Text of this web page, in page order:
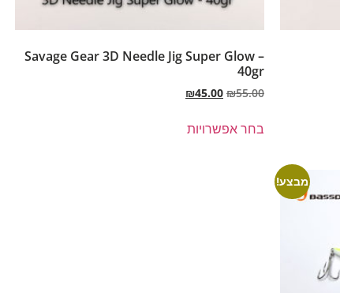
Savage Gear 3D Needle Jig Super Glow –
40gr
₪55.00
₪45.00
בחר אפשרויות
מבצע!